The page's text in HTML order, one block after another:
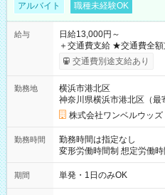
アルバイト 職種未経験OK
給与
日給13,000円～
＋交通費支給 ★交通費全額支給！ ┗案件により規定あり ★日払
いOK！（規定あり） ┗働
ンビニATMから 日払い分を引き落
交通費別途支給あり
勤務地
横浜市港北区
神奈川県横浜市港北区（最
株式会社ワンベルウッズ
勤務時間
勤務時間は指定なし
変形労働時間制 想定労働時間160時間/月
～21：00
期間 単発・1日のみOK